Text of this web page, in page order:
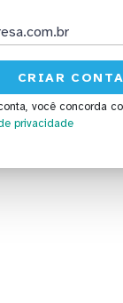
você concorda
privacidade